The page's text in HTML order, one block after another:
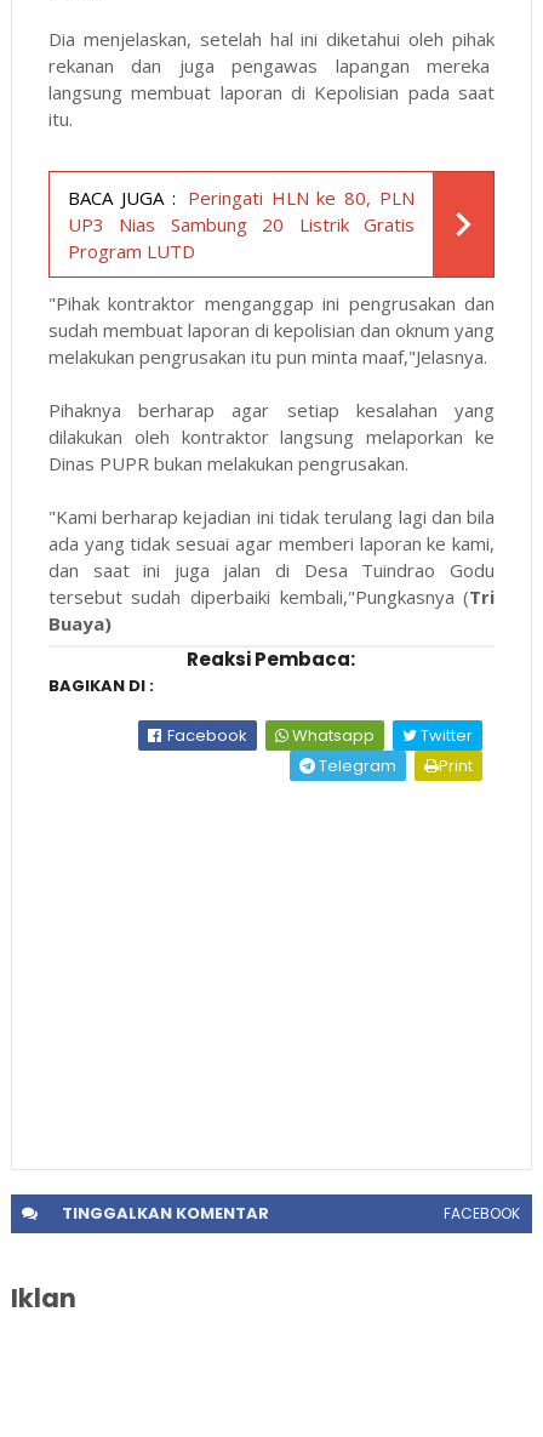
Dia menjelaskan, setelah hal ini diketahui oleh pihak
rekanan dan juga pengawas lapangan mereka
langsung membuat laporan di Kepolisian pada saat
itu.
BACA JUGA : Peringati HLN ke 80, PLN
UP3 Nias Sambung 20 Listrik Gratis
Program LUTD
"Pihak kontraktor menganggap ini pengrusakan dan
sudah membuat laporan di kepolisian dan oknum yang
melakukan pengrusakan itu pun minta maaf,"Jelasnya.
Pihaknya berharap agar setiap kesalahan yang
dilakukan oleh kontraktor langsung melaporkan ke
Dinas PUPR bukan melakukan pengrusakan.
"Kami berharap kejadian ini tidak terulang lagi dan bila
ada yang tidak sesuai agar memberi laporan ke kami,
dan saat ini juga jalan di Desa Tuindrao Godu
tersebut sudah diperbaiki kembali,"Pungkasnya (Tri
Buaya)
Reaksi Pembaca:
BAGIKAN DI :
Facebook Whatsapp
Twitter
Telegram
Print
TINGGALKANKOMENTAR FACEBOOK
Iklan